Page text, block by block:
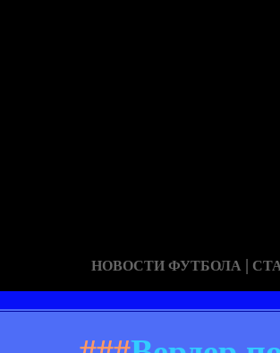
НОВОСТИ ФУТБОЛА |